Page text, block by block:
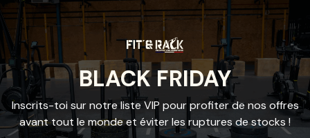
Se rendre au contenu
BLACK FRIDAY
Inscrits-toi sur notre liste VIP pour profiter de nos offres
avant tout le monde et éviter les ruptures de stocks !